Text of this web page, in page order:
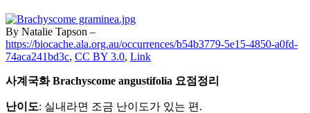
By Natalie Tapson –
https://biocache.ala.org.au/occurrences/b54b3779-5e15-4850-a0fd-
74aca241bd3c, CC BY 3.0, Link
사계국화 Brachyscome angustifolia 요점정리
난이도: 실내라면 조금 난이도가 있는 편.